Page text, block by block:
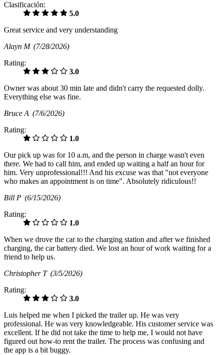
Clasificación:
5.0
Great service and very understanding
Alayn M (7/28/2026)
Rating:
3.0
Owner was about 30 min late and didn't carry the requested dolly.
Everything else was fine.
Bruce A (7/6/2026)
Rating:
1.0
Our pick up was for 10 a.m, and the person in charge wasn't even
there. We had to call him, and ended up waiting a half an hour for
him. Very unprofessional!!! And his excuse was that "not everyone
who makes an appointment is on time". Absolutely ridiculous!!
Bill P (6/15/2026)
Rating:
1.0
When we drove the car to the charging station and after we finished
charging, the car battery died. We lost an hour of work waiting for a
friend to help us.
Christopher T (3/5/2026)
Rating:
3.0
Luis helped me when I picked the trailer up. He was very
professional. He was very knowledgeable. His customer service was
excellent. If he did not take the time to help me, I would not have
figured out how-to rent the trailer. The process was confusing and
the app is a bit buggy.